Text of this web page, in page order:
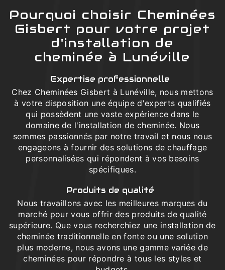
Pourquoi choisir Cheminées
Gisbert pour votre projet
d'installation de
cheminée à Lunéville
Expertise professionnelle
Chez Cheminées Gisbert à Lunéville, nous mettons
à votre disposition une équipe d'experts qualifiés
qui possèdent une vaste expérience dans le
domaine de l'installation de cheminée. Nous
sommes passionnés par notre travail et nous nous
engageons à fournir des solutions de chauffage
personnalisées qui répondent à vos besoins
spécifiques.
Produits de qualité
Nous travaillons avec les meilleures marques du
marché pour vous offrir des produits de qualité
supérieure. Que vous recherchiez une installation de
cheminée traditionnelle en fonte ou une solution
plus moderne, nous avons une gamme variée de
cheminées pour répondre à tous les styles et